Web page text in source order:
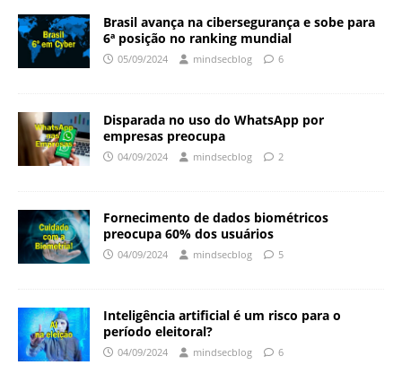
Brasil avança na cibersegurança e sobe para
6ª posição no ranking mundial
05/09/2024 mindsecblog 6
Disparada no uso do WhatsApp por
empresas preocupa
04/09/2024 mindsecblog 2
Fornecimento de dados biométricos
preocupa 60% dos usuários
04/09/2024 mindsecblog 5
Inteligência artificial é um risco para o
período eleitoral?
04/09/2024 mindsecblog 6